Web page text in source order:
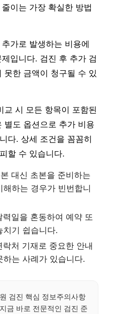
이는 가장 확실한 방법
가로 발생하는 비용에
입니다. 검진 후 추가 검
못한 금액이 청구될 수 있
교 시 모든 항목이 포함된
별도 옵션으로 추가 비용
다. 상세 조건을 꼼꼼히
할 수 있습니다.
대신 초본을 준비하는
하는 경우가 빈번합니
력일을 혼동하여 예약 또
치기 쉽습니다.
락처 기재로 중요한 안내
는 사례가 있습니다.
검진 핵심 정보주의사항
금 바로 전문적인 검진 준